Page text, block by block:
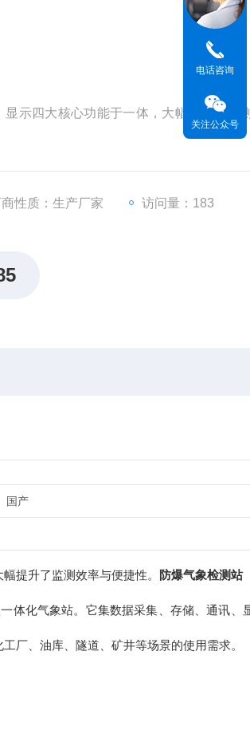
示四大核心功能于一体，大幅提升了监
商性质：生产厂家 访问量：183
国产
提升了监测效率与便捷性。
防爆气象检测站
化气象站。它集数据采集、存储、通讯、
、油库、隧道、矿井等场景的使用需求。
电话咨询
关注公众号